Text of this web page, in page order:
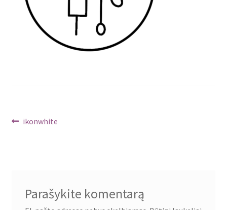
Navigacija
Ankstenis
ikonwhite
Parašykite komentarą